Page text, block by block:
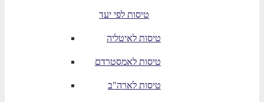
טיסות לפי יעד
טיסות לאיטליה
טיסות לאמסטרדם
טיסות לארה"ב